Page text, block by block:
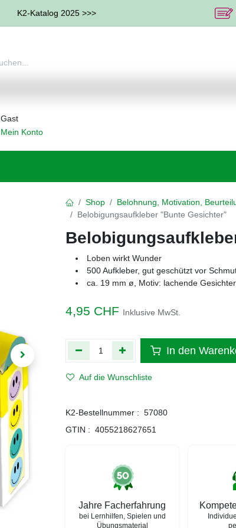
K2-Katalog 2025 >>>
Gast
Mein Konto
Shop
Belohnung, Motivation,
Belobigungsaufkleber "Bunte Gesichter"
Loben wirkt Wunder
500 Aufkleber, gut geschützt vor
ca. 19 mm ø, Motiv: lachende Gesichter
4,95 CHF Inklusive MwSt.
In den
Auf die Wunschliste
K2-Bestellnummer : 57080
GTIN : 4055218627651
Jahre Facherfahrung
bei Lernhilfen, Spielen und
Übungsmaterial